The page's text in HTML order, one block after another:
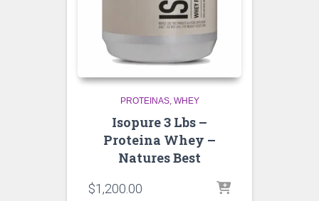
PROTEINAS WHEY
Isopure 3 Lbs –
Proteina Whey –
Natures Best
$1,200.00